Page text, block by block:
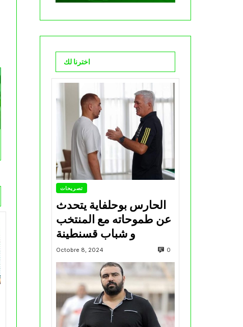
اخترنا لك
تصريحات
الحارس بوحلفاية يتحدث
عن طموحاته مع المنتخب
و شباب قسنطينة
Octobre 8, 2024 0